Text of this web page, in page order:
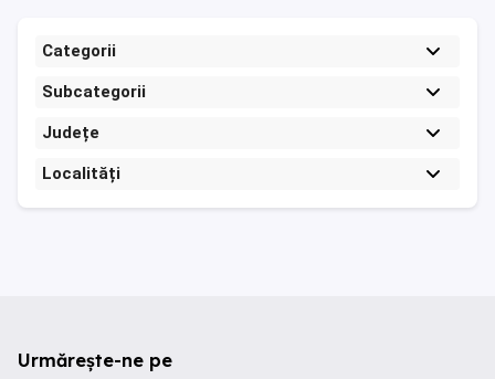
Categorii
Subcategorii
Județe
Localități
Urmărește-ne pe